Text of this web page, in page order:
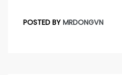
POSTED BY MRDONGVN